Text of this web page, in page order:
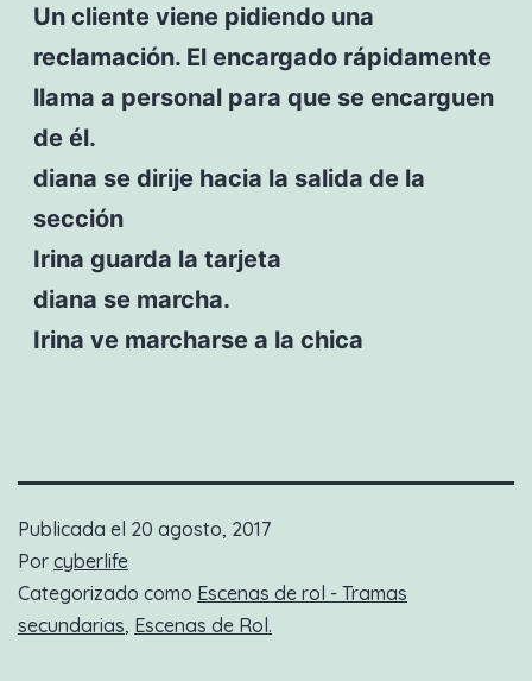
Un cliente viene pidiendo una
reclamación. El encargado rápidamente
llama a personal para que se encarguen
de él.
diana se dirije hacia la salida de la
sección
Irina guarda la tarjeta
diana se marcha.
Irina ve marcharse a la chica
Publicada el 20 agosto, 2017
Por cyberlife
Categorizado como Escenas de rol - Tramas
secundarias, Escenas de Rol.